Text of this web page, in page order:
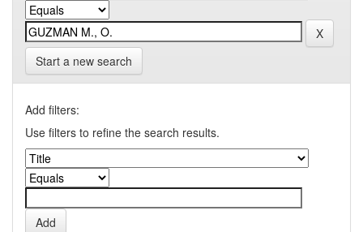
Start a new search
Add filters:
Use filters to refine the search results.